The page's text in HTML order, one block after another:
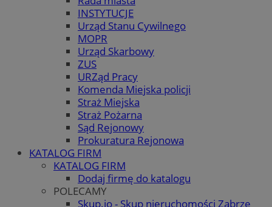
INSTYTUCJE
Urząd Stanu Cywilnego
MOPR
Urząd Skarbowy
ZUS
URZąd Pracy
Komenda Miejska policji
Straż Miejska
Straż Pożarna
Sąd Rejonowy
Prokuratura Rejonowa
KATALOG FIRM
KATALOG FIRM
Dodaj firmę do katalogu
POLECAMY
Skup.io - Skup nieruchomości Zabrze